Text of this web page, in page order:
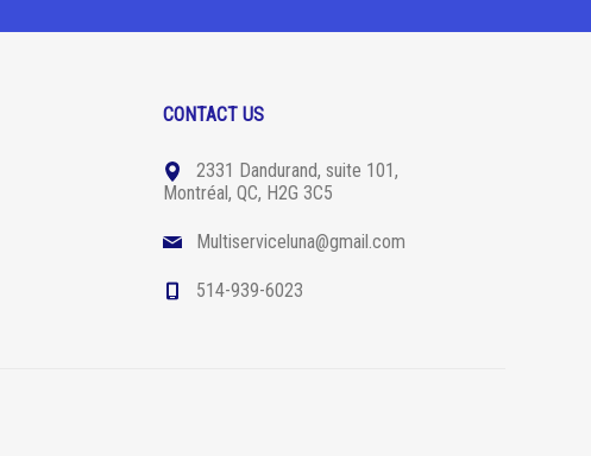
CONTACT US
2331 Dandurand, suite 101,
Montréal, QC, H2G 3C5
Multiserviceluna@gmail.com
514-939-6023